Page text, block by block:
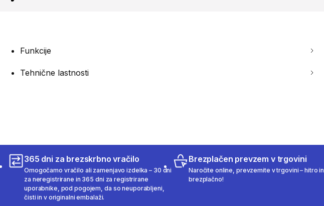
Funkcije
Tehnične lastnosti
365 dni za brezskrbno vračilo
Omogočamo vračilo ali zamenjavo izdelka – 30 dni
za neregistrirane in 365 dni za registrirane
uporabnike, pod pogojem, da so neuporabljeni,
čisti in v originalni embalaži.
Brezplačen prevzem v trgovini
Naročite online, prevzemite v trgovini – hitro in
brezplačno!